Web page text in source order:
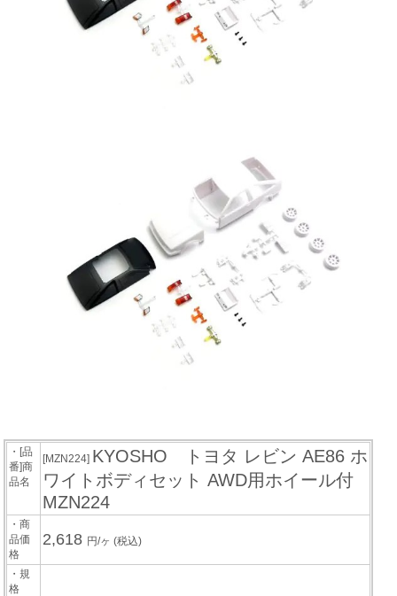
・[品
番]商
品名
[MZN224] KYOSHO トヨタ レビン AE86 ホ
ワイトボディセット AWD用ホイール付
MZN224
・商
品価
格
2,618 円/ヶ(税込)
・規
格